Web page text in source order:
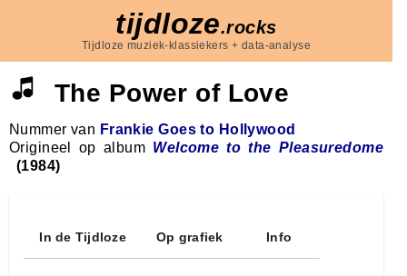
tijdloze.rocks
Tijdloze muziek-klassiekers + data-analyse
The Power of Love
Nummer van Frankie Goes to Hollywood
Origineel op album Welcome to the Pleasuredome
(1984)
In de Tijdloze Op grafiek Info